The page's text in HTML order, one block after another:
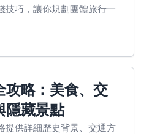
技巧，讓你規劃團體旅行一
攻略：美食、交
隱藏景點
提供詳細歷史背景、交通方